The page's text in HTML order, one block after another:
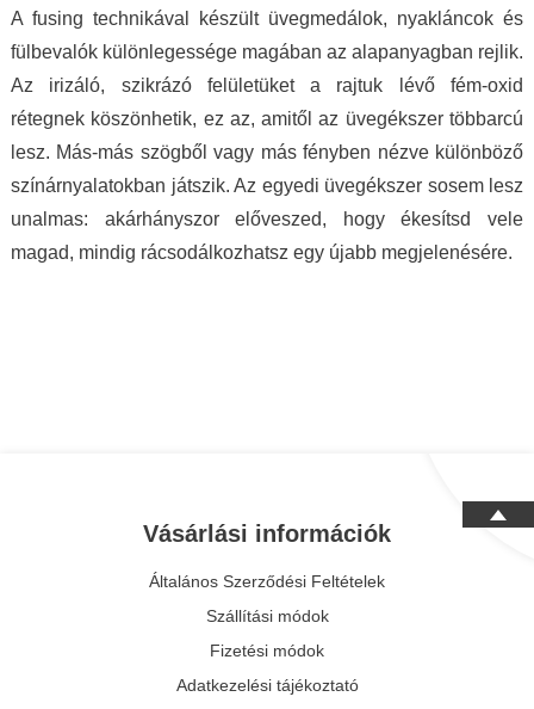
A fusing technikával készült üvegmedálok, nyakláncok és
fülbevalók különlegessége magában az alapanyagban rejlik.
Az irizáló, szikrázó felületüket a rajtuk lévő fém-oxid
rétegnek köszönhetik, ez az, amitől az üvegékszer többarcú
lesz. Más-más szögből vagy más fényben nézve különböző
színárnyalatokban játszik. Az egyedi üvegékszer sosem lesz
unalmas: akárhányszor előveszed, hogy ékesítsd vele
magad, mindig rácsodálkozhatsz egy újabb megjelenésére.
Vásárlási információk
Általános Szerződési Feltételek
Szállítási módok
Fizetési módok
Adatkezelési tájékoztató